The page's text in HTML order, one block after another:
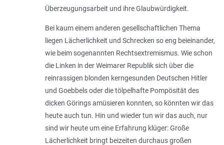
Überzeugungsarbeit und ihre Glaubwürdigkeit.
Bei kaum einem anderen gesellschaftlichen Thema
liegen Lächerlichkeit und Schrecken so eng beieinander,
wie beim sogenannten Rechtsextremismus. Wie schon
die Linken in der Weimarer Republik sich über die
reinrassigen blonden kerngesunden Deutschen Hitler
und Goebbels oder die tölpelhafte Pompösität des
dicken Görings amüsieren konnten, so könnten wir das
heute auch tun. Hin und wieder tun wir das auch, nur
sind wir heute um eine Erfahrung klüger: Große
Lächerlichkeit bringt beizeiten durchaus großen